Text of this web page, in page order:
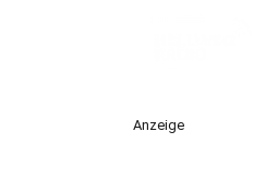
Anzeige